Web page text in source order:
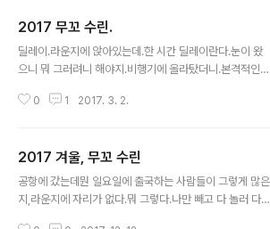
보니, 쿠라부리 일단 맥주 한 잔 먹고, 얘랑 조금 놀다가 저
녁은 톰이 대접해줬다. 맛나게 먹었다. 눈떠보니 아침, 항구
로 간다. 오늘도 막이 쑤린으로 가는 보트를 운전한다. 도착
이응암이 개장하는 날이다. 그러니까 첫 손님으로 가는거
2017 무꼬 수린.
딜레이.라운지에 앉아있는데.한 시간 딜레이란다.눈이 왔
으니 뭐 그러려니 해야지.비행기에 올라탔더니.본격적인
는 다양했으며.그렇게 비행기에 꼼짝없이 2시간을 더 앉아
다.일단 배가 고프니 뭐라도 먹고.아무 곳에서나 자고 일어
나.친구가 개업한 식당에 가서 점심식사.맛있다.그리고 또
먹는다.맛나게 먹고,계속 이동.정겨운 맥주박스.그렇게 세
0 1 2017. 3. 2.
2017 겨울, 무꼬 수린
공항에 갔는데뭔 일요일에 출국하는 사람들이 그렇게 많은
지,라운지에 자리가 없다.뭐 그렇다.나만 빼고 다 놀러 다닌